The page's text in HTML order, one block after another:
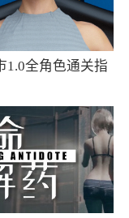
要面对来自不
感觉和明日之
的相似度，玩
，建造防御工
面大概率还是
1.0全角色通关指